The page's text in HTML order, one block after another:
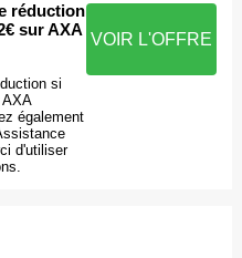
réduction
sur AXA
si
également
d'utiliser
VOIR L'OFFRE